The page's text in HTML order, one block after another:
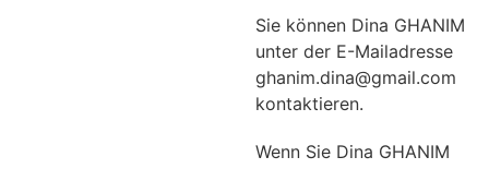
Sie können Dina GHANIM
unter der E-Mailadresse
ghanim.dina@gmail.com
kontaktieren.
Wenn Sie Dina GHANIM